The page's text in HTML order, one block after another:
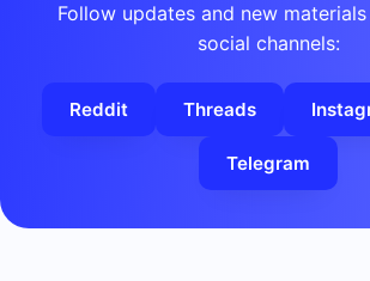
Follow updates and new
social channels:
Reddit Threads
Telegram